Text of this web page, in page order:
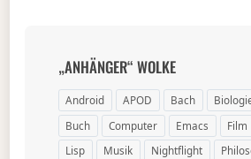
„ANHÄNGER“ WOLKE
Android APOD Bach
Buch
Computer Emacs Film
Lisp
Musik Nightflight